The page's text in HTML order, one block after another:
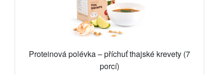
Proteinová polévka – příchuť thajské krevety (7
porcí)